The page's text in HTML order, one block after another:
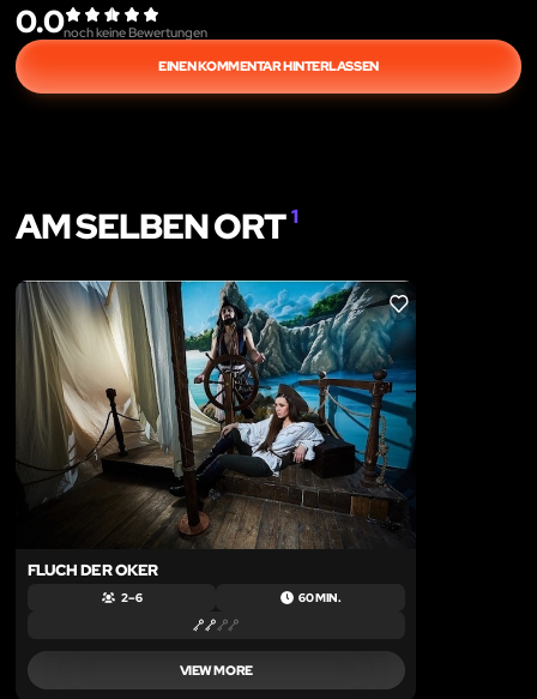
0.0noch keine Bewertungen
EINEN KOMMENTAR HINTERLASSEN
AM SELBEN ORT1
LIKE
FLUCH DER OKER
2 – 6 60 MIN.
VIEW MORE